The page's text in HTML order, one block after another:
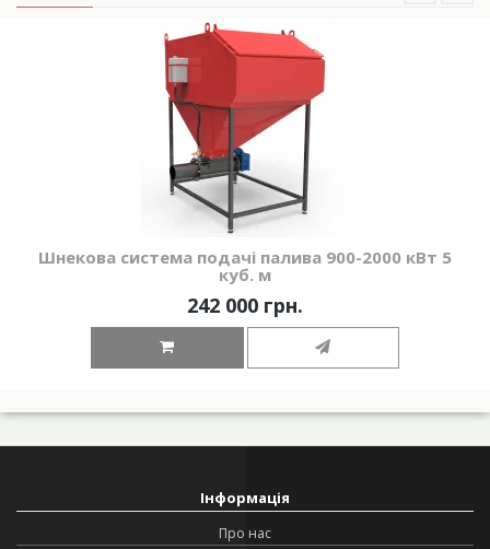
Шнекова система подачі палива 900-2000 кВт 5
куб. м
242 000 грн.
Інформація
Про нас